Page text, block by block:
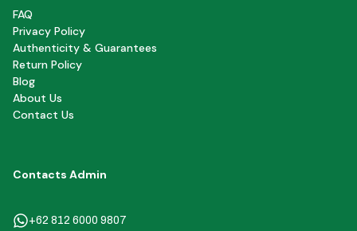
FAQ
Privacy Policy
Authenticity & Guarantees
Return Policy
Blog
About Us
Contact Us
Contacts Admin
+62 812 6000 9807